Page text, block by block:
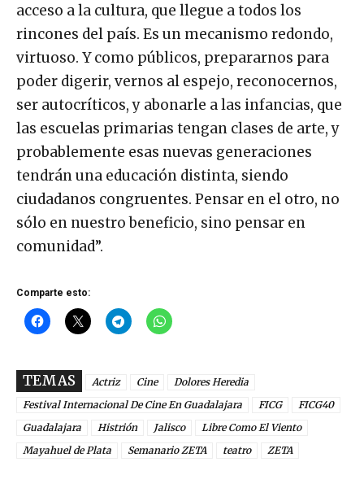
acceso a la cultura, que llegue a todos los
rincones del país. Es un mecanismo redondo,
virtuoso. Y como públicos, prepararnos para
poder digerir, vernos al espejo, reconocernos,
ser autocríticos, y abonarle a las infancias, que
las escuelas primarias tengan clases de arte, y
probablemente esas nuevas generaciones
tendrán una educación distinta, siendo
ciudadanos congruentes. Pensar en el otro, no
sólo en nuestro beneficio, sino pensar en
comunidad”.
Comparte esto:
TEMAS Actriz Cine
Dolores Heredia
Festival Internacional De Cine En Guadalajara
FICG
FICG40
Guadalajara
Histrión Jalisco
Libre Como El Viento
Mayahuel de Plata
Semanario ZETA teatro ZETA